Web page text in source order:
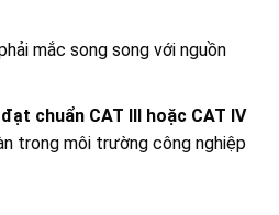
mắc song song với nguồn
chuẩn CAT III hoặc CAT IV
trong môi trường công nghiệp